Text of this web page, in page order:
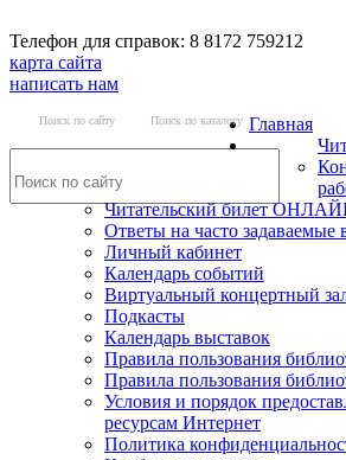
Телефон для справок: 8 8172 759212
карта сайта
написать нам
Поиск по сайту Поиск по каталогу Главная
Читательский билет
Ответы на часто задаваемые
Личный кабинет
Календарь событий
Виртуальный концертный
Подкасты
Календарь выставок
Правила пользования
Правила пользования
Условия и порядок
ресурсам Интернет
Политика